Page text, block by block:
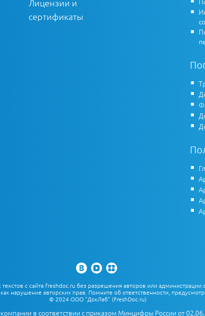
Лицензии и
сертификаты
с сайта freshdoc.ru без разрешения авторов или администрации
как нарушение авторских прав. Помните об ответственности,
© 2024 ООО "ДокЛаб" (FreshDoc.ru)
в соответствии с приказом Минцифры России от